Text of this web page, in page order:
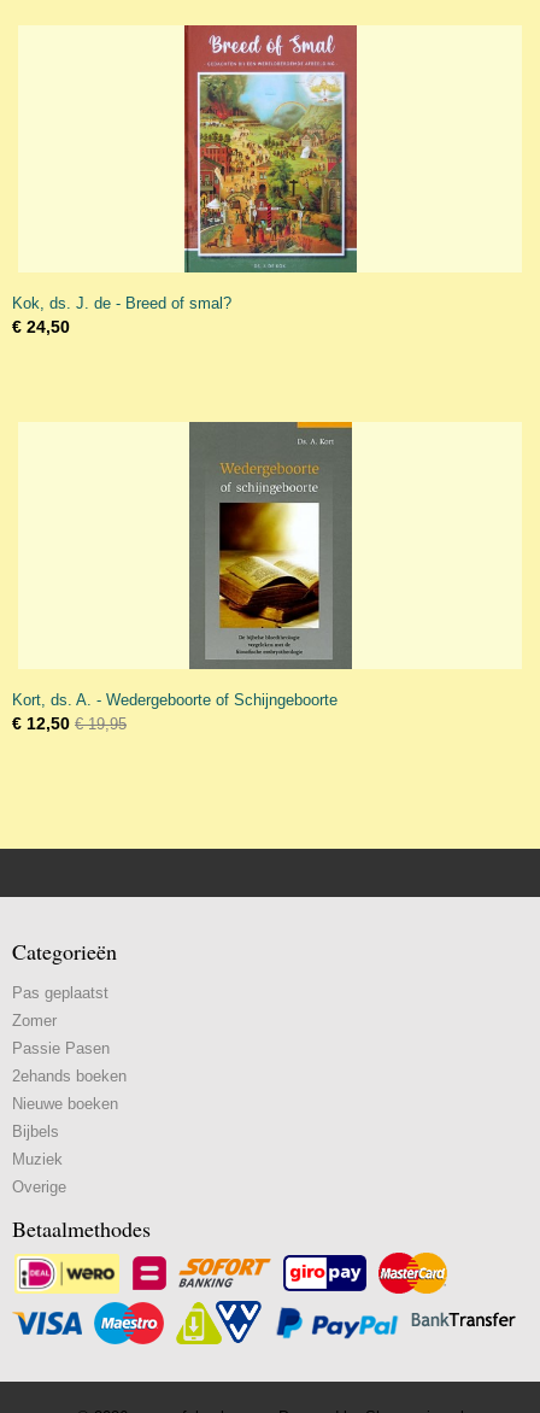
Kok, ds. J. de - Breed of smal?
€ 24,50
Kort, ds. A. - Wedergeboorte of Schijngeboorte
€ 12,50 € 19,95
Categorieën
Pas geplaatst
Zomer
Passie Pasen
2ehands boeken
Nieuwe boeken
Bijbels
Muziek
Overige
Betaalmethodes